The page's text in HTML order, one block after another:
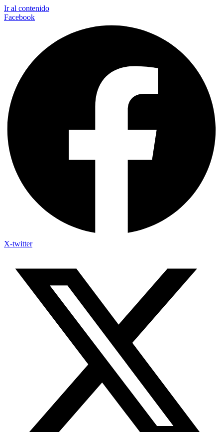
Ir al contenido
Facebook
X-twitter